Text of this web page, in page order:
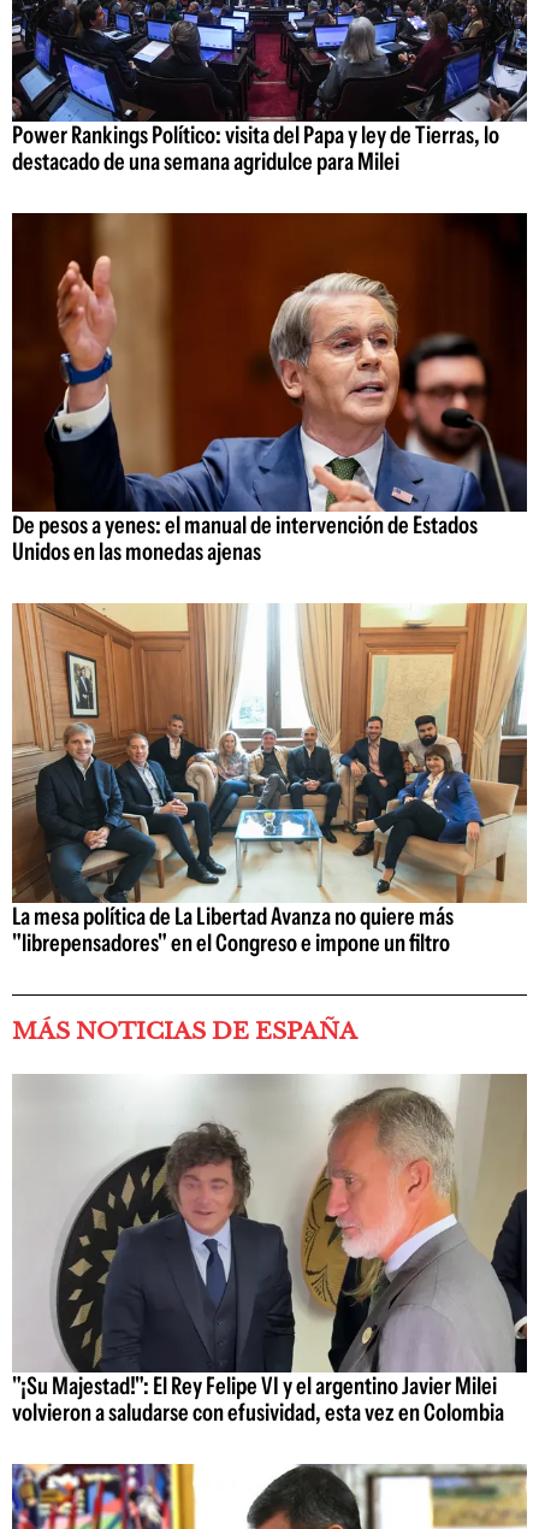
Power Rankings Político: visita del Papa y ley de Tierras, lo
destacado de una semana agridulce para Milei
De pesos a yenes: el manual de intervención de Estados
Unidos en las monedas ajenas
La mesa política de La Libertad Avanza no quiere más
"librepensadores" en el Congreso e impone un filtro
MÁS NOTICIAS DE ESPAÑA
"¡Su Majestad!": El Rey Felipe VI y el argentino Javier Milei
volvieron a saludarse con efusividad, esta vez en Colombia